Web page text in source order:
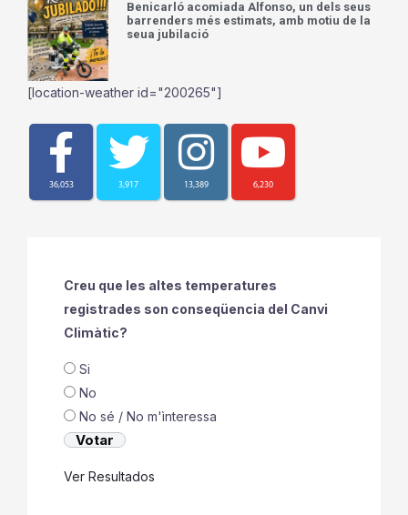
Benicarló acomiada Alfonso, un dels seus
barrenders més estimats, amb motiu de la
seua jubilació
[location-weather id="200265"]
36,053 3,917 13,389 6,230
Creu que les altes temperatures
registrades son conseqüencia del Canvi
Climàtic?
Si
No
No sé / No m'ìnteressa
Ver Resultados